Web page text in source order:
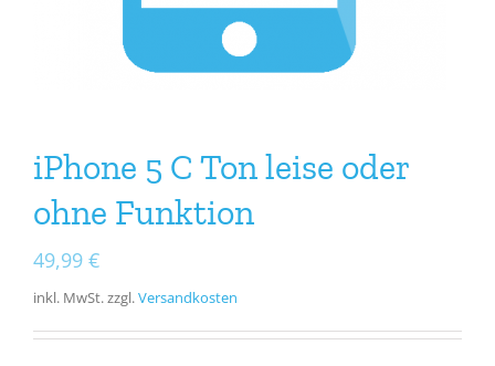
iPhone 5 C Ton leise oder
ohne Funktion
49,99 €
inkl. MwSt.zzgl.Versandkosten